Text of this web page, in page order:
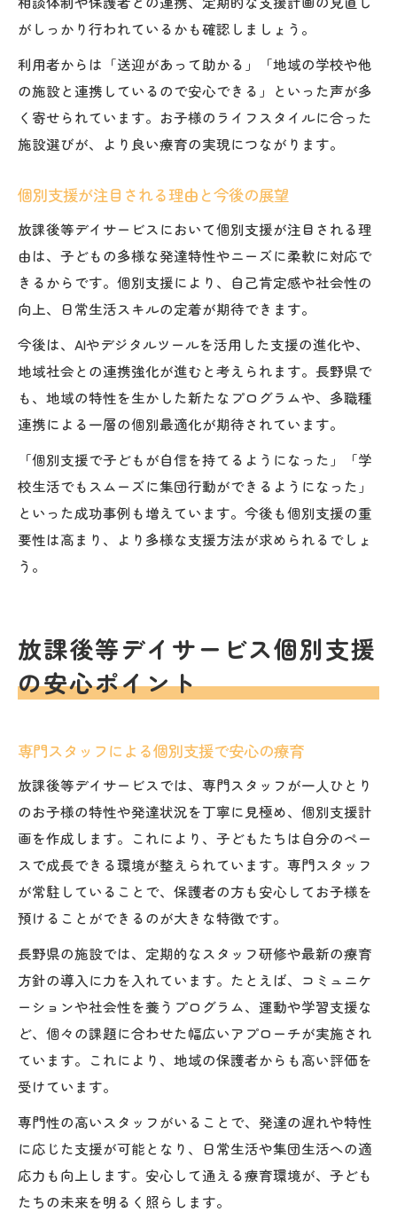
がしっかり行われているかも確認しましょう。
利用者からは「送迎があって助かる」「地域の学校や他
の施設と連携しているので安心できる」といった声が多
く寄せられています。お子様のライフスタイルに合った
施設選びが、より良い療育の実現につながります。
個別支援が注目される理由と今後の展望
放課後等デイサービスにおいて個別支援が注目される理
由は、子どもの多様な発達特性やニーズに柔軟に対応で
きるからです。個別支援により、自己肯定感や社会性の
向上、日常生活スキルの定着が期待できます。
今後は、AIやデジタルツールを活用した支援の進化や、
地域社会との連携強化が進むと考えられます。長野県で
も、地域の特性を生かした新たなプログラムや、多職種
連携による一層の個別最適化が期待されています。
「個別支援で子どもが自信を持てるようになった」「学
校生活でもスムーズに集団行動ができるようになった」
といった成功事例も増えています。今後も個別支援の重
要性は高まり、より多様な支援方法が求められるでしょ
う。
放課後等デイサービス個別支援
の安心ポイント
専門スタッフによる個別支援で安心の療育
放課後等デイサービスでは、専門スタッフが一人ひとり
のお子様の特性や発達状況を丁寧に見極め、個別支援計
画を作成します。これにより、子どもたちは自分のペー
スで成長できる環境が整えられています。専門スタッフ
が常駐していることで、保護者の方も安心してお子様を
預けることができるのが大きな特徴です。
長野県の施設では、定期的なスタッフ研修や最新の療育
方針の導入に力を入れています。たとえば、コミュニケ
ーションや社会性を養うプログラム、運動や学習支援な
ど、個々の課題に合わせた幅広いアプローチが実施され
ています。これにより、地域の保護者からも高い評価を
受けています。
専門性の高いスタッフがいることで、発達の遅れや特性
に応じた支援が可能となり、日常生活や集団生活への適
応力も向上します。安心して通える療育環境が、子ども
たちの未来を明るく照らします。